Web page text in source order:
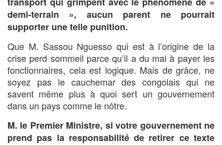
demi-terrain », aucun parent ne pourrait
supporter une telle punition.
Que M. Sassou Nguesso qui est à l’origine de la
crise perd sommeil parce qu’il a du mal à payer les
fonctionnaires, cela est logique. Mais de grâce, ne
soyez pas le cauchemar des congolais qui ne
savent même plus à quoi sert un gouvernement
dans un pays comme le nôtre.
M. le Premier Ministre, si votre gouvernement ne
prend pas la responsabilité de retirer ce texte